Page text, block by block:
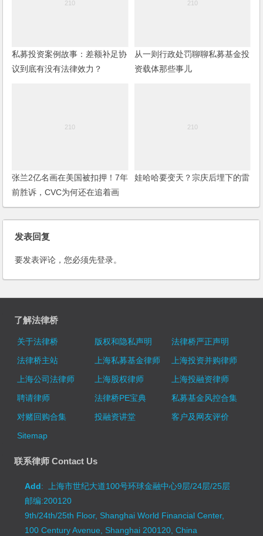
私募投资案例故事：差额补足协
议到底有没有法律效力？
从一则行政处罚聊聊私募基金投
资载体那些事儿
张兰2亿名画在美国被扣押！7年
前胜诉，CVC为何还在追着画
跑？
娃哈哈要变天？宗庆后埋下的雷
发表回复
要发表评论，您必须先登录。
了解法律桥
关于法律桥 版权和隐私声明
法律桥严正声明
法律桥主站
上海私募基金律师
上海投资并购律师
上海公司法律师
上海股权律师
上海投融资律师
聘请律师
法律桥PE宝典
私募基金风控合集
对赌回购合集
投融资讲堂
客户及网友评价
Sitemap
联系律师 Contact Us
Add: 上海市世纪大道100号环球金融中心9层/24层/25层
邮编:200120
9th/24th/25th Floor, Shanghai World Financial Center,
100 Century Avenue, Shanghai 200120, China